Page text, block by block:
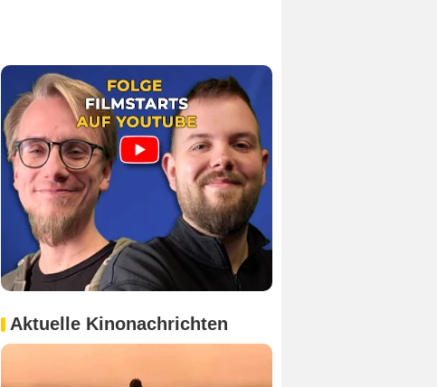
Aktuelle Kinonachrichten